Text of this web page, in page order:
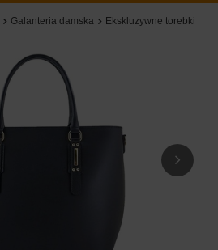
Galanteria damska Ekskluzywne torebki